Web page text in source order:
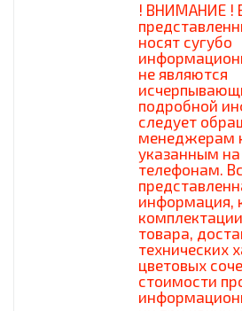
! ВНИМАНИЕ !
носят сугубо
не являются
подробной
следует
менеджерам
указанным на
телефонам.
информация,
товара,
технических
цветовых
стоимости